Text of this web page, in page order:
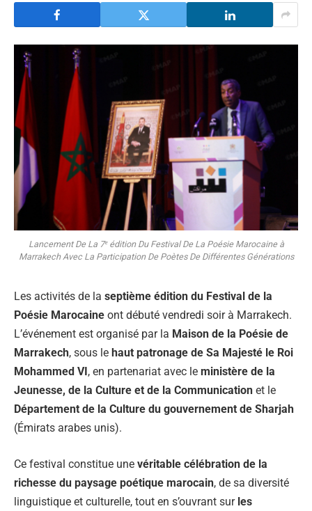
Lancement De La 7ᵉ édition Du Festival De La Poésie Marocaine à
Marrakech Avec La Participation De Poètes De Différentes Générations
Les activités de la septième édition du Festival de la
Poésie Marocaine ont débuté vendredi soir à Marrakech.
L’événement est organisé par la Maison de la Poésie de
Marrakech, sous le haut patronage de Sa Majesté le Roi
Mohammed VI, en partenariat avec le ministère de la
Jeunesse, de la Culture et de la Communication et le
Département de la Culture du gouvernement de Sharjah
(Émirats arabes unis).
Ce festival constitue une véritable célébration de la
richesse du paysage poétique marocain, de sa diversité
linguistique et culturelle, tout en s’ouvrant sur les